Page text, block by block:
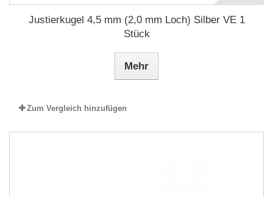
Justierkugel 4,5 mm (2,0 mm Loch) Silber VE 1
Stück
Mehr
Zum Vergleich hinzufügen